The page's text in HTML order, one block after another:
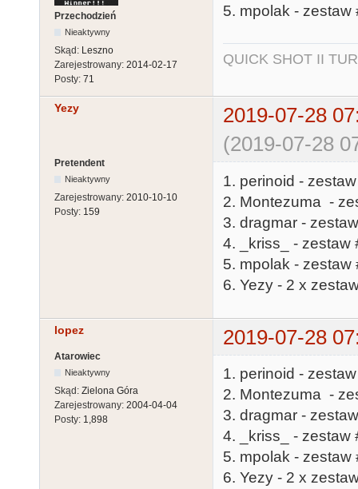
Przechodzień
Nieaktywny
Skąd: Leszno
Zarejestrowany: 2014-02-17
Posty: 71
5. mpolak - zestaw
QUICK SHOT II
Yezy
2019-07-28
(2019-07-28
Pretendent
Nieaktywny
Zarejestrowany: 2010-10-10
Posty: 159
1. perinoid -
2. Montezuma -
3. dragmar -
4. _kriss_ - zestaw
5. mpolak - zestaw
6. Yezy - 2 x
lopez 2019-07-28
Atarowiec
Nieaktywny
Skąd: Zielona Góra
Zarejestrowany: 2004-04-04
Posty: 1,898
1. perinoid -
2. Montezuma -
3. dragmar -
4. _kriss_ - zestaw
5. mpolak - zestaw
6. Yezy - 2 x